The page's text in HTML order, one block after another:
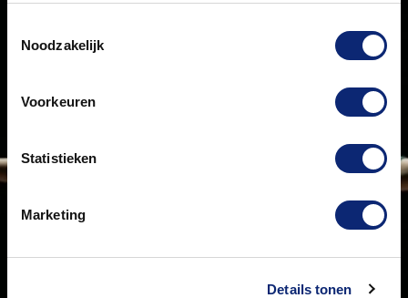
Noodzakelijk
Voorkeuren
Statistieken
Marketing
Details tonen